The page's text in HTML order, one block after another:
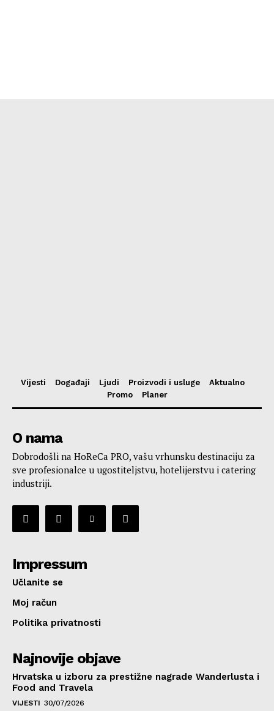
Vijesti Događaji Ljudi Proizvodi i usluge
Aktualno
Promo
Planer
O nama
Dobrodošli na HoReCa PRO, vašu vrhunsku destinaciju za
sve profesionalce u ugostiteljstvu, hotelijerstvu i catering
industriji.
Impressum
Učlanite se
Moj račun
Politika privatnosti
Najnovije objave
Hrvatska u izboru za prestižne nagrade Wanderlusta i
Food and Travela
VIJESTI 30/07/2026